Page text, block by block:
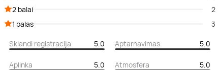
2 balai
2
1 balas
3
Sklandi registracija 5.0 Aptarnavimas 5.0
Aplinka 5.0 Atmosfera 5.0